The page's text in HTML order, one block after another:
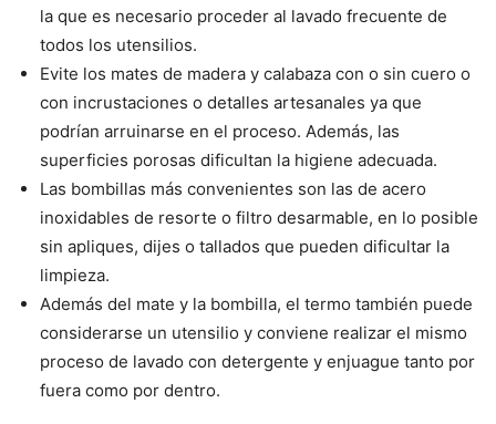
la que es necesario proceder al lavado frecuente de
todos los utensilios.
Evite los mates de madera y calabaza con o sin cuero o
con incrustaciones o detalles artesanales ya que
podrían arruinarse en el proceso. Además, las
superficies porosas dificultan la higiene adecuada.
Las bombillas más convenientes son las de acero
inoxidables de resorte o filtro desarmable, en lo posible
sin apliques, dijes o tallados que pueden dificultar la
limpieza.
Además del mate y la bombilla, el termo también puede
considerarse un utensilio y conviene realizar el mismo
proceso de lavado con detergente y enjuague tanto por
fuera como por dentro.